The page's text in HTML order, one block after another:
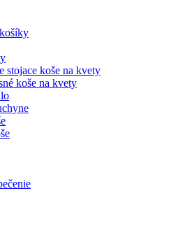
stojace koše na kvety
koše na kvety